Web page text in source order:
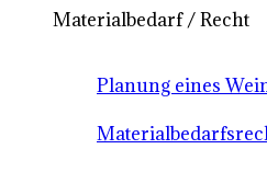
Materialbedarf / Recht
Planung eines